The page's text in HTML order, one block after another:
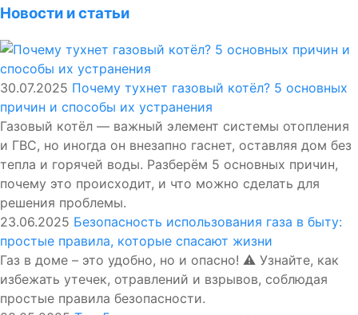
Новости и статьи
30.07.2025 Почему тухнет газовый котёл? 5 основных
причин и способы их устранения
Газовый котёл — важный элемент системы отопления
и ГВС, но иногда он внезапно гаснет, оставляя дом без
тепла и горячей воды. Разберём 5 основных причин,
почему это происходит, и что можно сделать для
решения проблемы.
23.06.2025 Безопасность использования газа в быту:
простые правила, которые спасают жизни
Газ в доме – это удобно, но и опасно! ⚠️ Узнайте, как
избежать утечек, отравлений и взрывов, соблюдая
простые правила безопасности.